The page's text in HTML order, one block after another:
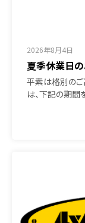
2026年8月4日
夏季休業日
平素は格別のご
は、下記の期